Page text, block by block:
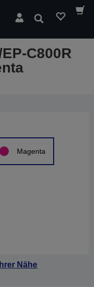
Suchen
C800R
Magenta
Nähe